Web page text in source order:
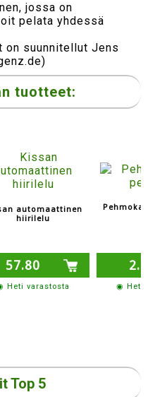
jossa on
pelata yhdessä
suunnitellut Jens
tuotteet:
automaattinen
hiirilelu
57.80
Heti varastosta
2.60
◉ Heti
Top 5